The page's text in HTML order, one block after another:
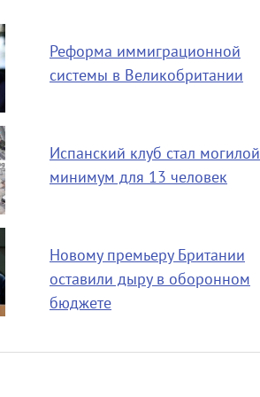
Реформа иммиграционной
системы в Великобритании
Испанский клуб стал могилой
минимум для 13 человек
Новому премьеру Британии
оставили дыру в оборонном
бюджете